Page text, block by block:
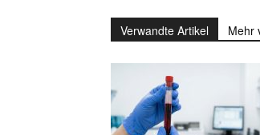
Verwandte Artikel Mehr